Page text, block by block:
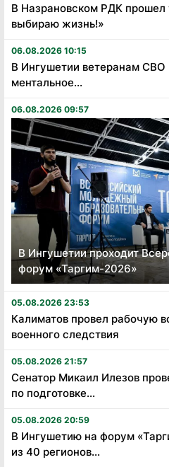
В Назрановском РДК прошел
выбираю жизнь!»
06.08.2026 10:15
В Ингушетии ветеранам СВО
ментальное...
06.08.2026 09:57
В Ингушетии проходит
форум «Таргим-2026»
05.08.2026 23:53
Калиматов провел рабочую
военного следствия
05.08.2026 21:57
Сенатор Микаил Илезов
по подготовке...
05.08.2026 20:59
В Ингушетию на форум
из 40 регионов...